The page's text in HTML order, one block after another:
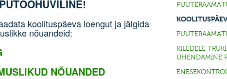
koolituspäeva loengut ja jälgida
nõuandeid:
NÕUANDED
KILEDELE
ÜHENDAMINE